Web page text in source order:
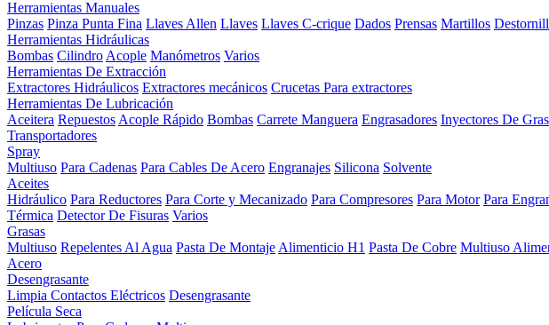
Herramientas Manuales
Pinzas Pinza Punta Fina Llaves Allen Llaves Llaves C-crique Dados Prensas Martillos
Herramientas Hidráulicas
Bombas Cilindro Acople Manómetros Varios
Herramientas De Extracción
Extractores Hidráulicos Extractores mecánicos Crucetas Para extractores
Herramientas De Lubricación
Aceitera Repuestos Acople Rápido Bombas Carrete Manguera Engrasadores Inyectores De
Transportadores
Spray
Multiuso Para Cadenas Para Cables De Acero Engranajes Silicona Solvente
Aceites
Hidráulico Para Reductores Para Corte y Mecanizado Para Compresores Para Motor Para
Térmica Detector De Fisuras Varios
Grasas
Multiuso Repelentes Al Agua Pasta De Montaje Alimenticio H1 Pasta De Cobre Multiuso
Acero
Desengrasante
Limpia Contactos Eléctricos Desengrasante
Película Seca